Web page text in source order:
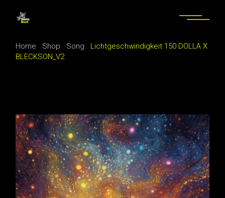
content
Home
Shop Song
Lichtgeschwindigkeit 150 DOLLA X
BLECKSON_V2